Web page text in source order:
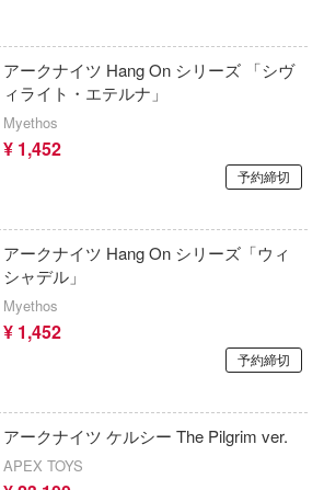
アークナイツ Hang On シリーズ 「シヴ
ィライト・エテルナ」
Myethos
¥ 1,452
予約締切
アークナイツ Hang On シリーズ「ウィ
シャデル」
Myethos
¥ 1,452
予約締切
アークナイツ ケルシー The Pilgrim ver.
APEX TOYS
生徒会にも穴はある！
先輩はおとこのこ
閃乱カグラ
ゾイド
葬送のフリーレン
ソニック・ザ・ヘッジホッグ
ソードアート・オンライン
装甲騎兵ボトムズ
ニンジャ・
気ままに魔
イライト)